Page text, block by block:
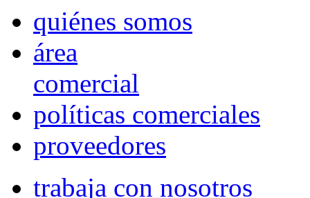
quiénes somos
área
comercial
políticas comerciales
proveedores
trabaja con nosotros